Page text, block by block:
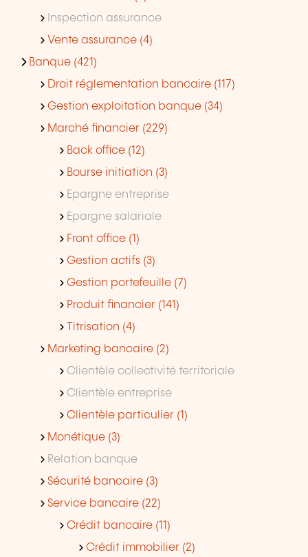
Inspection assurance
Vente assurance (4)
Banque (421)
Droit réglementation bancaire (117)
Gestion exploitation banque (34)
Marché financier (229)
Back office (12)
Bourse initiation (3)
Epargne entreprise
Epargne salariale
Front office (1)
Gestion actifs (3)
Gestion portefeuille (7)
Produit financier (141)
Titrisation (4)
Marketing bancaire (2)
Clientèle collectivité territoriale
Clientèle entreprise
Clientèle particulier (1)
Monétique (3)
Relation banque
Sécurité bancaire (3)
Service bancaire (22)
Crédit bancaire (11)
Crédit immobilier (2)